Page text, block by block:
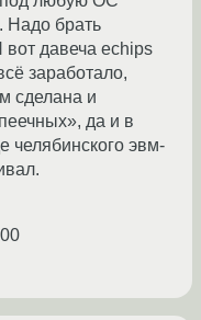
Надо брать
давеча echips
заработало,
сделана и
да и в
челябинского эвм-